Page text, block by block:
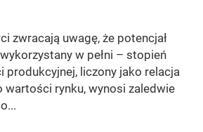
zwracają uwagę, że potencjał
w pełni – stopień
liczony jako relacja
rynku, wynosi zaledwie